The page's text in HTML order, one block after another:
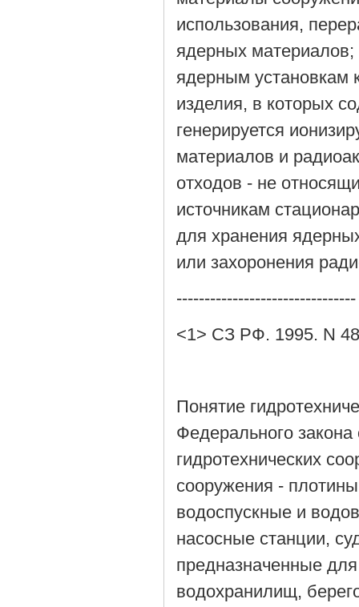
использования,
ядерных
ядерным установкам
изделия, в которых
генерируется
материалов и
отходов - не
источникам
для хранения
или захоронения
--------------------------------
<1> СЗ РФ. 1995. N
Понятие
Федерального
гидротехнических
сооружения -
водоспускные и
насосные станции,
предназначенные
водохранилищ,